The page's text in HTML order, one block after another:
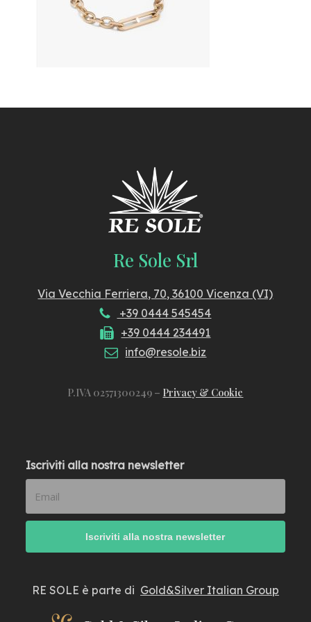
Re Sole Srl
Via Vecchia Ferriera, 70, 36100 Vicenza (VI)
+39 0444 545454
+39 0444 234491
info@resole.biz
P.IVA 02571300249 – Privacy & Cookie
Iscriviti alla nostra newsletter
RE SOLE è parte di Gold&Silver Italian Group